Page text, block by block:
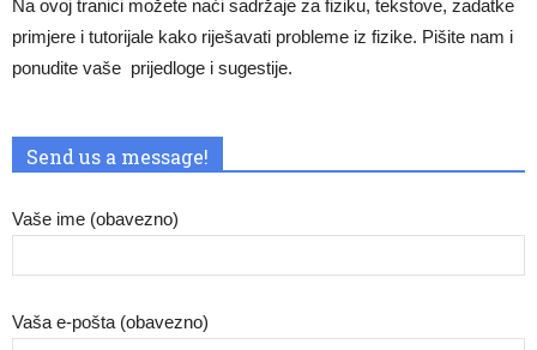
Na ovoj tranici možete naći sadržaje za fiziku, tekstove, zadatke
primjere i tutorijale kako riješavati probleme iz fizike. Pišite nam i
ponudite vaše prijedloge i sugestije.
Send us a message!
Vaše ime (obavezno)
Vaša e-pošta (obavezno)